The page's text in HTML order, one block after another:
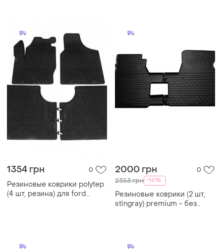
1354 грн 0
Резиновые коврики polytep
(4 шт, резина) для ford
2000 грн 0
2353 грн -16%
Резиновые коврики (2 шт,
stingray) premium - без